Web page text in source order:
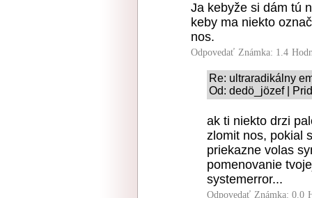
Ja kebyže si dám tú
keby ma niekto
nos.
Odpovedať Známka: 1.4
Re: ultraradikálny
Od: dedö_jözef |
ak ti niekto drzi
zlomit nos, pokial
priekazne volas
pomenovanie
systemerror...
Odpovedať Známka: 0.0